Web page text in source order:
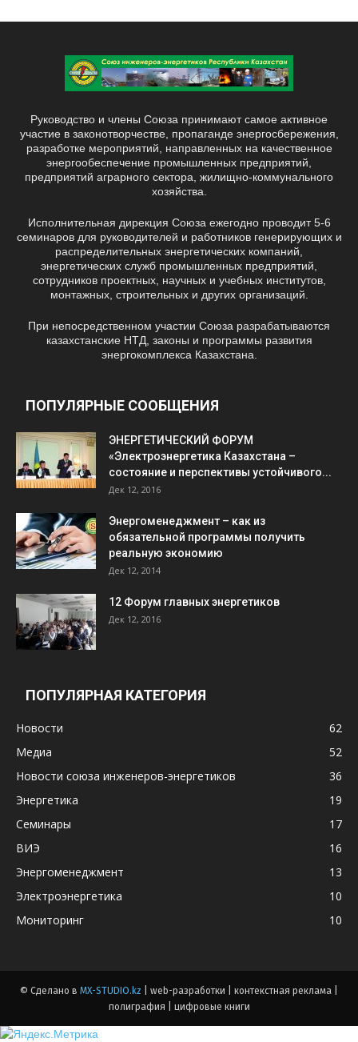
Руководство и члены Союза принимают самое активное
участие в законотворчестве, пропаганде энергосбережения,
разработке мероприятий, направленных на качественное
энергообеспечение промышленных предприятий,
предприятий аграрного сектора, жилищно-коммунального
хозяйства.
Исполнительная дирекция Союза ежегодно проводит 5-6
семинаров для руководителей и работников генерирующих и
распределительных энергетических компаний,
энергетических служб промышленных предприятий,
сотрудников проектных, научных и учебных институтов,
монтажных, строительных и других организаций.
При непосредственном участии Союза разрабатываются
казахстанские НТД, законы и программы развития
энергокомплекса Казахстана.
ПОПУЛЯРНЫЕ СООБЩЕНИЯ
ЭНЕРГЕТИЧЕСКИЙ ФОРУМ
«Электроэнергетика Казахстана –
состояние и перспективы устойчивого...
Дек 12, 2016
Энергоменеджмент – как из
обязательной программы получить
реальную экономию
Дек 12, 2014
12 Форум главных энергетиков
Дек 12, 2016
ПОПУЛЯРНАЯ КАТЕГОРИЯ
Новости
62
Медиа
52
Новости союза инженеров-энергетиков
36
Энергетика
19
Семинары
17
ВИЭ
16
Энергоменеджмент
13
Электроэнергетика
10
Мониторинг
10
© Сделано в MX-STUDIO.kz | web-разработки | контекстная реклама |
полиграфия | цифровые книги